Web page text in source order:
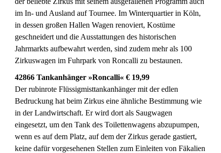
im In- und Ausland auf Tournee. Im Winterquartier in Köln,
in dessen großen Hallen Wagen renoviert, Kostüme
geschneidert und die Ausstattungen des historischen
Jahrmarkts aufbewahrt werden, sind zudem mehr als 100
Zirkuswagen im Fuhrpark von Roncalli zu bestaunen.
42866 Tankanhänger »Roncalli« € 19,99
Der rubinrote Flüssigmisttankanhänger mit der edlen
Bedruckung hat beim Zirkus eine ähnliche Bestimmung wie
in der Landwirtschaft. Er wird dort als Saugwagen
eingesetzt, um den Tank des Toilettenwagens abzupumpen,
wenn es auf dem Platz, auf dem der Zirkus gerade gastiert,
keine dafür vorgesehenen Stellen zum Einleiten von Fäkalien